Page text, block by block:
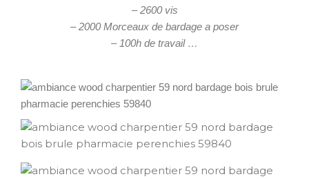
– 2600 vis
– 2000 Morceaux de bardage a poser
– 100h de travail …